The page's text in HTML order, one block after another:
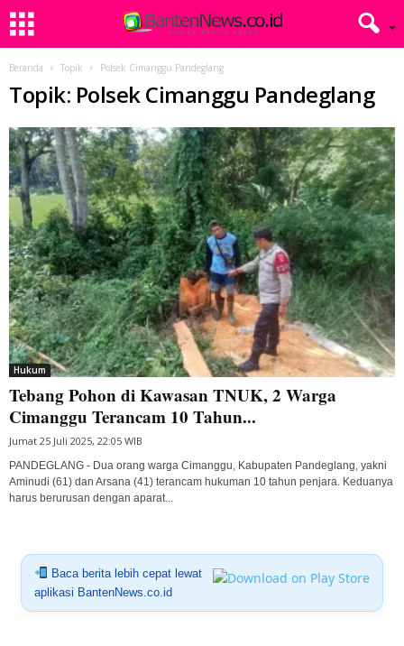
Beranda Topik Polsek Cimanggu Pandeglang
Topik: Polsek Cimanggu Pandeglang
Hukum
Tebang Pohon di Kawasan TNUK, 2 Warga
Cimanggu Terancam 10 Tahun...
Jumat 25 Juli 2025, 22:05 WIB
PANDEGLANG - Dua orang warga Cimanggu, Kabupaten Pandeglang, yakni
Aminudi (61) dan Arsana (41) terancam hukuman 10 tahun penjara. Keduanya
harus berurusan dengan aparat...
Baca berita lebih cepat lewat
aplikasi BantenNews.co.id